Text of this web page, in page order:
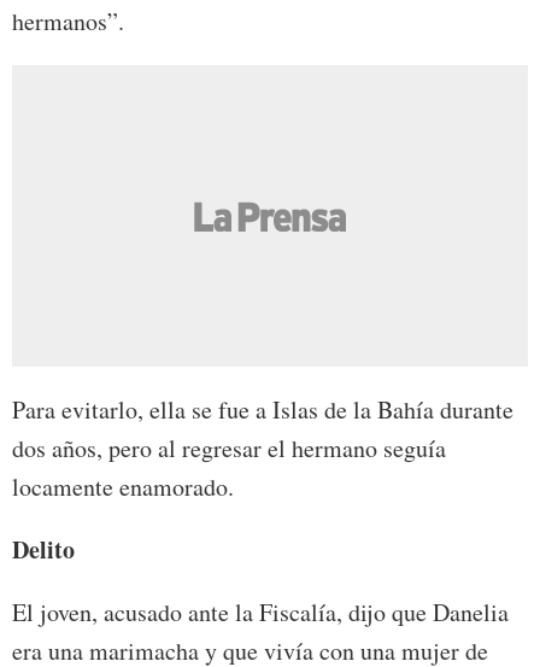
hermanos”.
Para evitarlo, ella se fue a Islas de la Bahía durante
dos años, pero al regresar el hermano seguía
locamente enamorado.
Delito
El joven, acusado ante la Fiscalía, dijo que Danelia
era una marimacha y que vivía con una mujer de